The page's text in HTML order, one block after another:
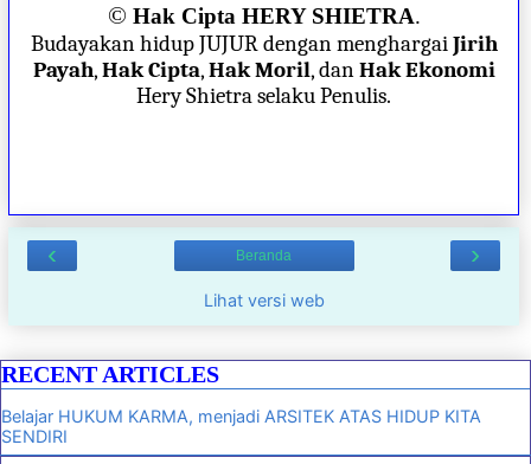
© Hak Cipta HERY SHIETRA.
Budayakan hidup JUJUR dengan menghargaiJirih
Payah,Hak Cipta,Hak Moril, danHak Ekonomi
Hery Shietra selaku Penulis.
‹ ›
Beranda
Lihat versi web
RECENT ARTICLES
Belajar HUKUM KARMA, menjadi ARSITEK ATAS HIDUP KITA
SENDIRI